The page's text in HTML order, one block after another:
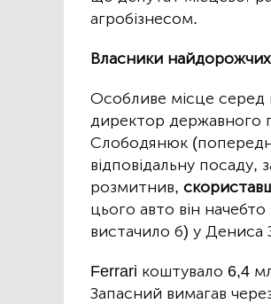
агробізнесом.
Власники найдорожчих
Особливе місце серед
директор державного
Слободянюк
відповідальну посаду,
розмитнив,
цього авто він
вистачило б) у Дениса
Ferrari коштувало 6,4
Запасний вимагав